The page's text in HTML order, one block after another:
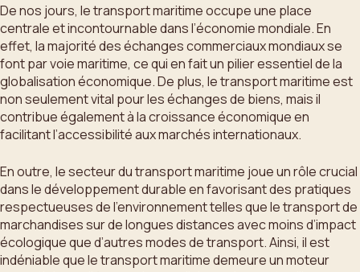
De nos jours, le transport maritime occupe une place
centrale et incontournable dans l’économie mondiale. En
effet, la majorité des échanges commerciaux mondiaux se
font par voie maritime, ce qui en fait un pilier essentiel de la
globalisation économique. De plus, le transport maritime est
non seulement vital pour les échanges de biens, mais il
contribue également à la croissance économique en
facilitant l’accessibilité aux marchés internationaux.
En outre, le secteur du transport maritime joue un rôle crucial
dans le développement durable en favorisant des pratiques
respectueuses de l’environnement telles que le transport de
marchandises sur de longues distances avec moins d’impact
écologique que d’autres modes de transport. Ainsi, il est
indéniable que le transport maritime demeure un moteur